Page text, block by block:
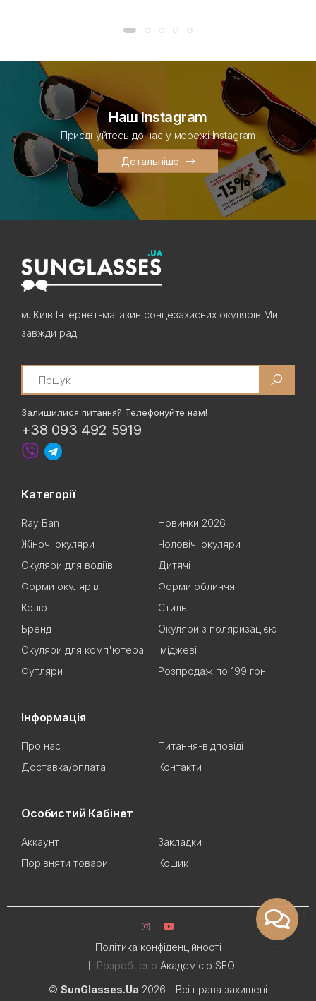
Наш Instagram
Приєднуйтесь до нас у мережі Instagram
Детальніше
м. Київ Інтернет-магазин сонцезахисних окулярів Ми
завжди раді!
Search
Залишилися питання? Телефонуйте нам!
+38 093 492 5919
Категорії
Ray Ban
Новинки 2026
Жіночі окуляри
Чоловічі окуляри
Окуляри для водіїв
Дитячі
Форми окулярів
Форми обличчя
Колір
Стиль
Бренд
Окуляри з поляризацією
Окуляри для комп'ютера
Іміджеві
Футляри
Розпродаж по 199 грн
Інформація
Про нас
Питання-відповіді
Доставка/оплата
Контакти
Особистий Кабінет
Аккаунт
Закладки
Порівняти товари
Кошик
© SunGlasses.Ua 2026 - Всі права захищені
Політика конфіденційності
Розроблено Академією SEO